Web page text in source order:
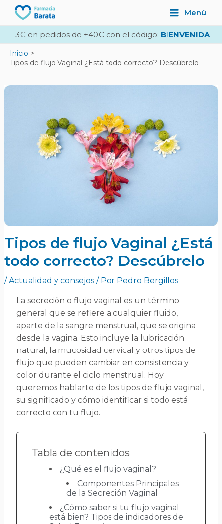
contenido
Main
Menu
Menú
-3€ en pedidos de +40€ con el código: BIENVENIDA
Inicio
Tipos de flujo Vaginal ¿Está todo correcto? Descúbrelo
Tipos de flujo Vaginal ¿Está
todo correcto? Descúbrelo
/Actualidad y consejos/ Por Pedro Bergillos
La secreción o flujo vaginal es un término
general que se refiere a cualquier fluido,
aparte de la sangre menstrual, que se origina
desde la vagina. Esto incluye la lubricación
natural, la mucosidad cervical y otros tipos de
flujo que pueden cambiar en consistencia y
color durante el ciclo menstrual. Hoy
queremos hablarte de los tipos de flujo vaginal,
su significado y cómo identificar si todo está
correcto con tu flujo.
Tabla de contenidos
¿Qué es el flujo vaginal?
Componentes Principales
de la Secreción Vaginal
¿Cómo saber si tu flujo vaginal
está bien? Tipos de indicadores de
Navegación
de
entradas